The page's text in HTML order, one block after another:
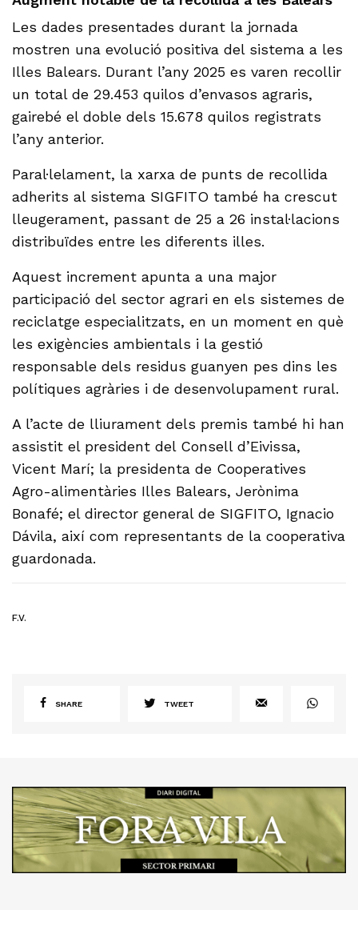
Les dades presentades durant la jornada
mostren una evolució positiva del sistema a les
Illes Balears. Durant l’any 2025 es varen recollir
un total de 29.453 quilos d’envasos agraris,
gairebé el doble dels 15.678 quilos registrats
l’any anterior.
Paral·lelament, la xarxa de punts de recollida
adherits al sistema SIGFITO també ha crescut
lleugerament, passant de 25 a 26 instal·lacions
distribuïdes entre les diferents illes.
Aquest increment apunta a una major
participació del sector agrari en els sistemes de
reciclatge especialitzats, en un moment en què
les exigències ambientals i la gestió
responsable dels residus guanyen pes dins les
polítiques agràries i de desenvolupament rural.
A l’acte de lliurament dels premis també hi han
assistit el president del Consell d’Eivissa,
Vicent Marí; la presidenta de Cooperatives
Agro-alimentàries Illes Balears, Jerònima
Bonafé; el director general de SIGFITO, Ignacio
Dávila, així com representants de la cooperativa
guardonada.
F.V.
SHARE TWEET